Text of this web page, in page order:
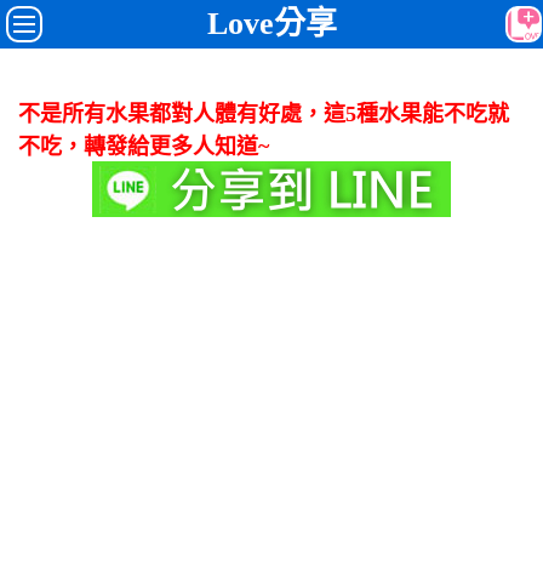
Love分享
不是所有水果都對人體有好處，這5種水果能不吃就
不吃，轉發給更多人知道~